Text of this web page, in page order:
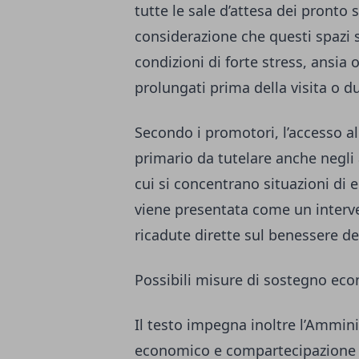
tutte le sale d’attesa dei pronto
considerazione che questi
condizioni di forte stress, ansia
prolungati prima della visita o
Secondo i promotori, l’accesso
primario da tutelare anche
cui si concentrano situazioni di
viene presentata come un
ricadute dirette sul benessere
Possibili misure di sostegno
Il testo impegna inoltre
economico e